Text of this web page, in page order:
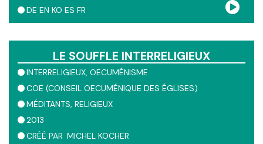
DE EN KO ES FR
LE SOUFFLE INTERRELIGIEUX
INTERRELIGIEUX OECUMÉNISME
COE (CONSEIL OECUMÉNIQUE DES ÉGLISES)
MÉDITANTS RELIGIEUX
2013
CRÉÉ PAR MICHEL KOCHER